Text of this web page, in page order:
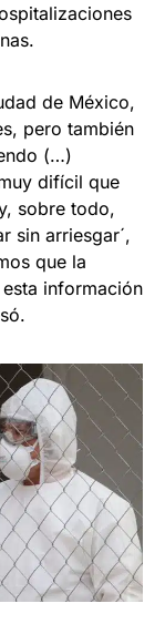
de México,
pero también
(…)
difícil que
sobre todo,
sin arriesgar´,
que la
información